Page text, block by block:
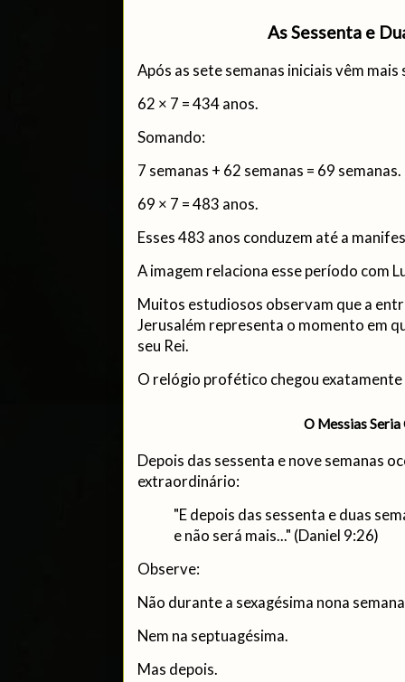
As Sessenta e
Após as sete semanas iniciais vêm mais
62 × 7 = 434 anos.
Somando:
7 semanas + 62 semanas = 69 semanas.
69 × 7 = 483 anos.
Esses 483 anos conduzem até a
A imagem relaciona esse período com
Muitos estudiosos observam que a
Jerusalém representa o momento em
seu Rei.
O relógio profético chegou
O Messias
Depois das sessenta e nove semanas
extraordinário:
"E depois das sessenta e duas
e não será mais..." (Daniel 9:26)
Observe:
Não durante a sexagésima nona
Nem na septuagésima.
Mas depois.